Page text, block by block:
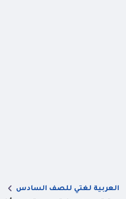
العربية لغتي للصف السادس